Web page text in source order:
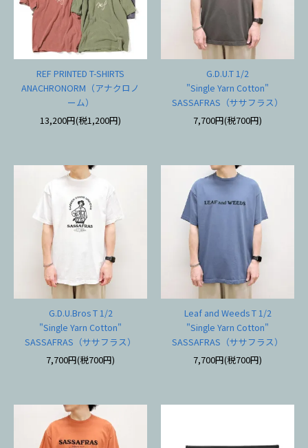
REF PRINTED T-SHIRTS
ANACHRONORM（アナクロノ
ーム）
13,200円(税1,200円)
G.D.U.T 1/2
"Single Yarn Cotton"
SASSAFRAS（ササフラス）
7,700円(税700円)
G.D.U.Bros T 1/2
"Single Yarn Cotton"
SASSAFRAS（ササフラス）
7,700円(税700円)
Leaf and Weeds T 1/2
"Single Yarn Cotton"
SASSAFRAS（ササフラス）
7,700円(税700円)